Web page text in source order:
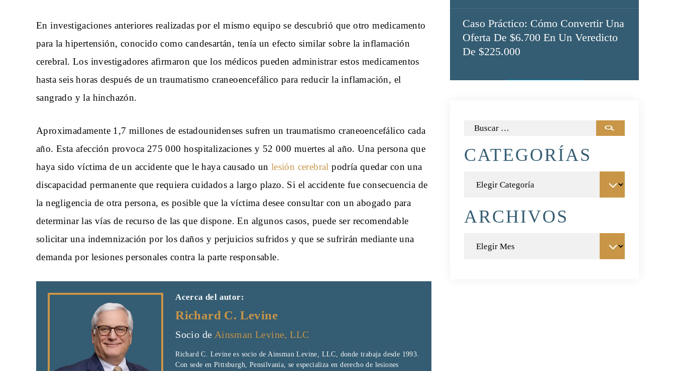
En investigaciones anteriores realizadas por el mismo equipo se descubrió que otro medicamento
para la hipertensión, conocido como candesartán, tenía un efecto similar sobre la inflamación
cerebral. Los investigadores afirmaron que los médicos pueden administrar estos medicamentos
hasta seis horas después de un traumatismo craneoencefálico para reducir la inflamación, el
sangrado y la hinchazón.
Aproximadamente 1,7 millones de estadounidenses sufren un traumatismo craneoencefálico cada
año. Esta afección provoca 275 000 hospitalizaciones y 52 000 muertes al año. Una persona que
haya sido víctima de un accidente que le haya causado un lesión cerebral podría quedar con una
discapacidad permanente que requiera cuidados a largo plazo. Si el accidente fue consecuencia de
la negligencia de otra persona, es posible que la víctima desee consultar con un abogado para
determinar las vías de recurso de las que dispone. En algunos casos, puede ser recomendable
solicitar una indemnización por los daños y perjuicios sufridos y que se sufrirán mediante una
demanda por lesiones personales contra la parte responsable.
Acerca del autor:
Richard C. Levine
Socio de Ainsman Levine, LLC
Richard C. Levine es socio de Ainsman Levine, LLC, donde trabaja desde 1993.
Con sede en Pittsburgh, Pensilvania, se especializa en derecho de lesiones
Caso Práctico: Cómo Convertir Una
Oferta De $6.700 En Un Veredicto
De $225.000
Buscar:
CATEGORÍAS
ARCHIVOS